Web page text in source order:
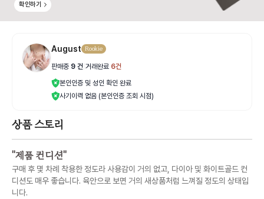
확인하기
August Rookie
판매중 9 건 거래완료 6건
본인인증 및 성인 확인 완료
사기이력 없음 (본인인증 조회 시점)
상품 스토리
"제품 컨디션"
구매 후 몇 차례 착용한 정도라 사용감이 거의 없고, 다이아 및 화이트골드 컨
디션도 매우 좋습니다. 육안으로 보면 거의 새상품처럼 느껴질 정도의 상태입
니다.